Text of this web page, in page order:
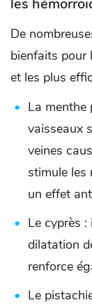
les
De
bienfaits pour
et les plus
La menthe
vaisseaux
veines
stimule les
un effet
Le cyprès
dilatation
renforce
Le